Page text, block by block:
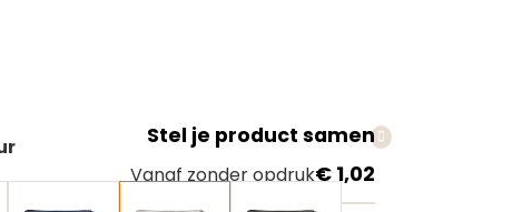
Stel je product samen
Vanaf zonder opdruk€ 1,02